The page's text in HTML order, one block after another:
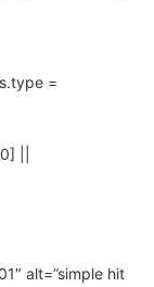
=
||
alt=”simple hit